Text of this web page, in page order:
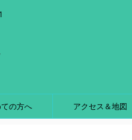
の方へ アクセス＆地図